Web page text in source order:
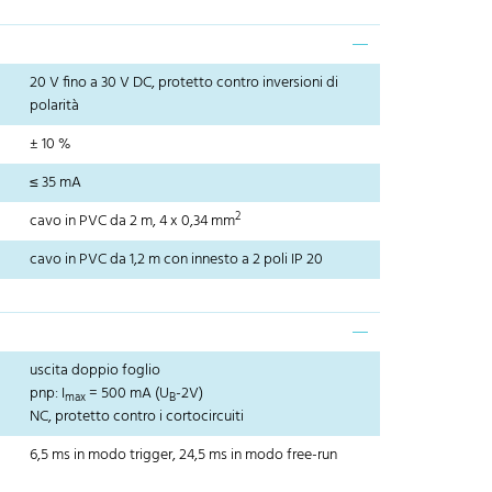
20 V fino a 30 V DC, protetto contro inversioni di
polarità
± 10 %
≤ 35 mA
cavo in PVC da 2 m, 4 x 0,34 mm2
cavo in PVC da 1,2 m con innesto a 2 poli IP 20
uscita doppio foglio
pnp: Imax= 500 mA (UB-2V)
NC, protetto contro i cortocircuiti
6,5 ms in modo trigger, 24,5 ms in modo free-run